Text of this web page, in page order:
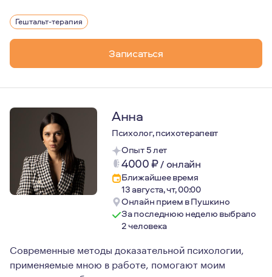
Мое знакомство с психологией началось ещё со
Гештальт-терапия
Записаться
Анна
Психолог, психотерапевт
Опыт 5 лет
4000₽/ онлайн
Ближайшее время
13 августа, чт, 00:00
Онлайн прием в Пушкино
За последнюю неделю выбрало
2 человека
Современные методы доказательной психологии,
применяемые мною в работе, помогают моим